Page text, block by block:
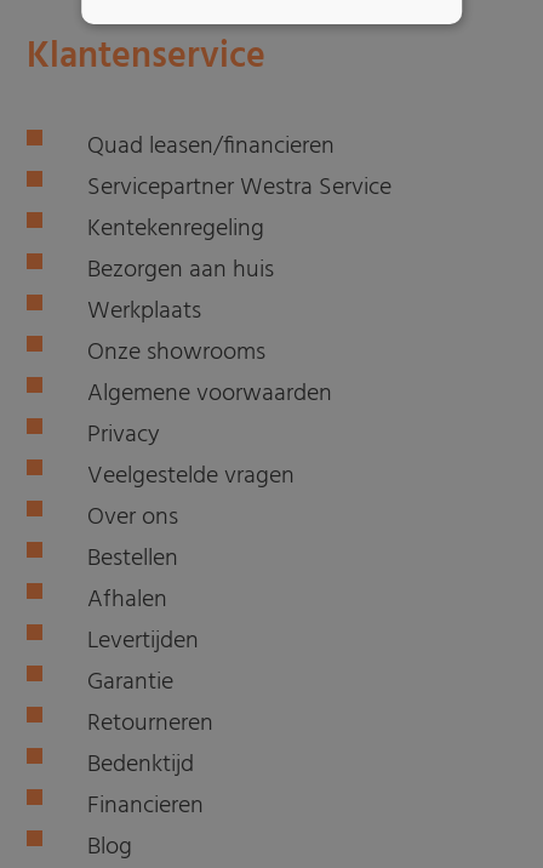
Klantenservice
Quad leasen/financieren
Servicepartner Westra Service
Kentekenregeling
Bezorgen aan huis
Werkplaats
Onze showrooms
Algemene voorwaarden
Privacy
Veelgestelde vragen
Over ons
Bestellen
Afhalen
Levertijden
Garantie
Retourneren
Bedenktijd
Financieren
Blog